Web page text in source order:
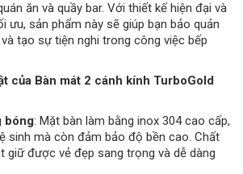
ăn và quầy bar. Với thiết kế hiện đại và
ưu, sản phẩm này sẽ giúp bạn bảo quản
tạo sự tiện nghi trong công việc bếp
của Bàn mát 2 cánh kính TurboGold
bóng: Mặt bàn làm bằng inox 304 cao cấp,
sinh mà còn đảm bảo độ bền cao. Chất
giữ được vẻ đẹp sang trọng và dễ dàng